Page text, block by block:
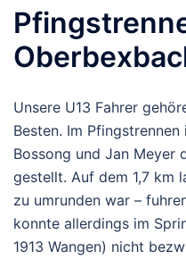
Unsere U13 Fahrer
Besten. Im
Bossong und Jan Meyer
gestellt. Auf dem 1,7 km
zu umrunden war –
konnte allerdings im
1913 Wangen) nicht